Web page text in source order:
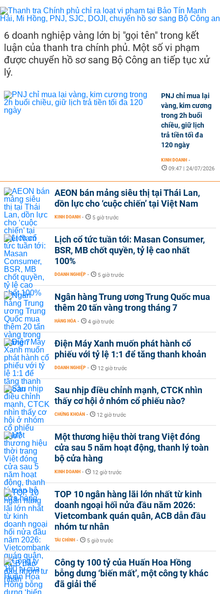
6 doanh nghiệp vàng lớn bị "gọi tên" trong kết
luận của thanh tra chính phủ. Một số vi phạm
được chuyển hồ sơ sang Bộ Công an tiếp tục xử
lý.
PNJ chỉ mua lại
vàng, kim cương
trong 2h buổi
chiều, giữ lịch
trả tiền tối đa
120 ngày
KINH DOANH -
09:47 | 24/07/2026
AEON bán mảng siêu thị tại Thái Lan,
dồn lực cho ‘cuộc chiến’ tại Việt Nam
KINH DOANH - 5 giờ trước
Lịch cổ tức tuần tới: Masan Consumer,
BSR, MB chốt quyền, tỷ lệ cao nhất
100%
DOANH NGHIỆP - 5 giờ trước
Ngân hàng Trung ương Trung Quốc mua
thêm 20 tấn vàng trong tháng 7
HÀNG HÓA - 4 giờ trước
Điện Máy Xanh muốn phát hành cổ
phiếu với tỷ lệ 1:1 để tăng thanh khoản
DOANH NGHIỆP - 12 giờ trước
Sau nhịp điều chỉnh mạnh, CTCK nhìn
thấy cơ hội ở nhóm cổ phiếu nào?
CHỨNG KHOÁN - 12 giờ trước
Một thương hiệu thời trang Việt đóng
cửa sau 5 năm hoạt động, thanh lý toàn
bộ cửa hàng
KINH DOANH - 12 giờ trước
TOP 10 ngân hàng lãi lớn nhất từ kinh
doanh ngoại hối nửa đầu năm 2026:
Vietcombank quán quân, ACB dẫn đầu
nhóm tư nhân
TÀI CHÍNH - 5 giờ trước
Công ty 100 tỷ của Huấn Hoa Hồng
bỗng dưng ‘biến mất’, một công ty khác
đã giải thể